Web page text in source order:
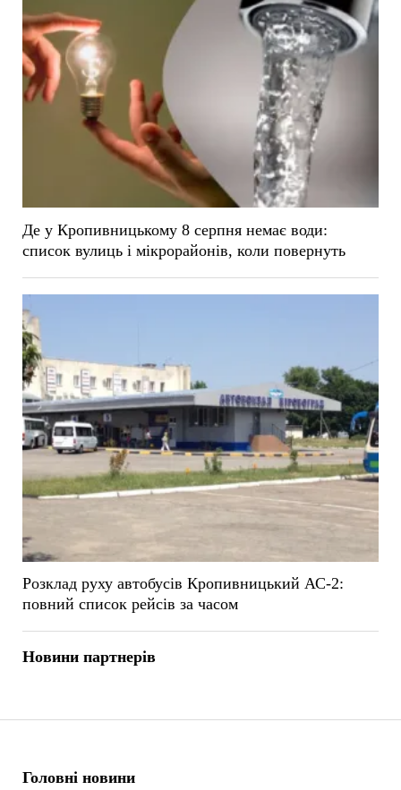
Головні новини
Де у Кропивницькому 8 серпня немає води:
список вулиць і мікрорайонів, коли повернуть
Розклад руху автобусів Кропивницький АС-2:
повний список рейсів за часом
Новини партнерів